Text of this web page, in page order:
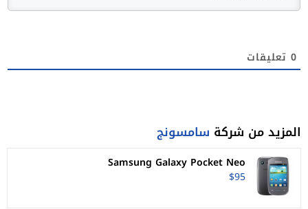
0 تعليقات
المزيد من شركة سامسونج
Samsung Galaxy Pocket Neo
$95